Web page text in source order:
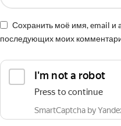
Сохранить моё имя, email и
последующих моих